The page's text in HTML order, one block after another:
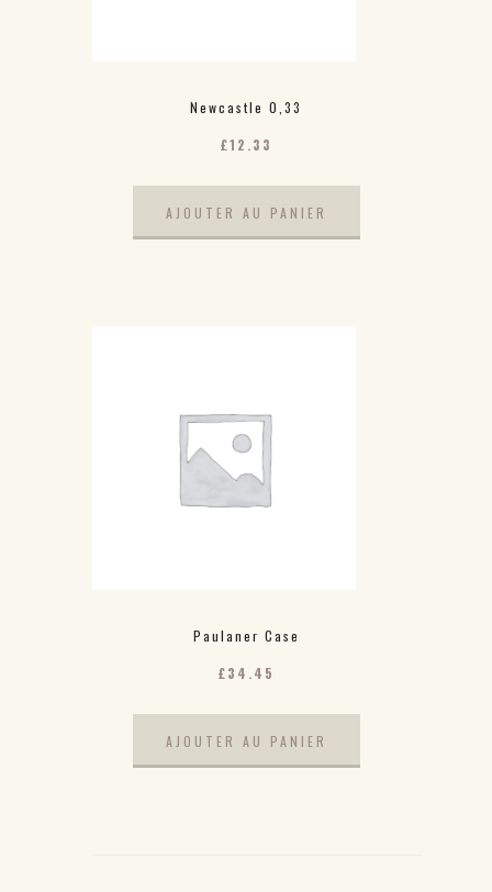
Newcastle 0,33
£12.33
AJOUTER AU PANIER
Paulaner Case
£34.45
AJOUTER AU PANIER